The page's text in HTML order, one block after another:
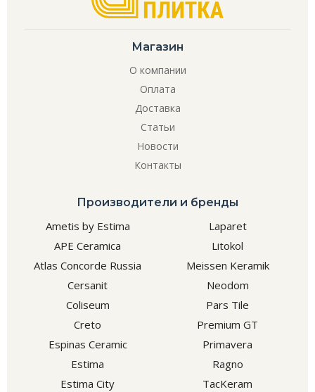
Магазин
О компании
Оплата
Доставка
Статьи
Новости
Контакты
Производители и бренды
Ametis by Estima
APE Ceramica
Atlas Concorde Russia
Cersanit
Coliseum
Creto
Espinas Ceramic
Estima
Estima City
Laparet
Litokol
Meissen Keramik
Neodom
Pars Tile
Premium GT
Primavera
Ragno
TacKeram